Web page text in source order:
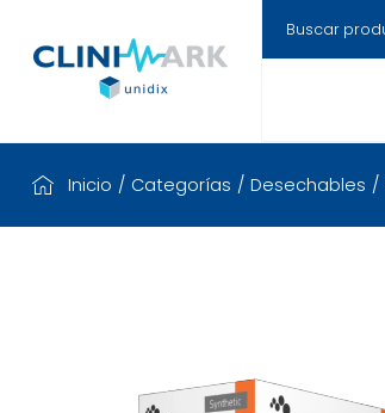
Inicio / Categorías / Desechables /